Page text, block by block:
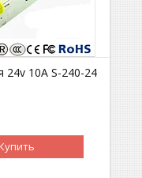
24v 10A S-240-24
Купить